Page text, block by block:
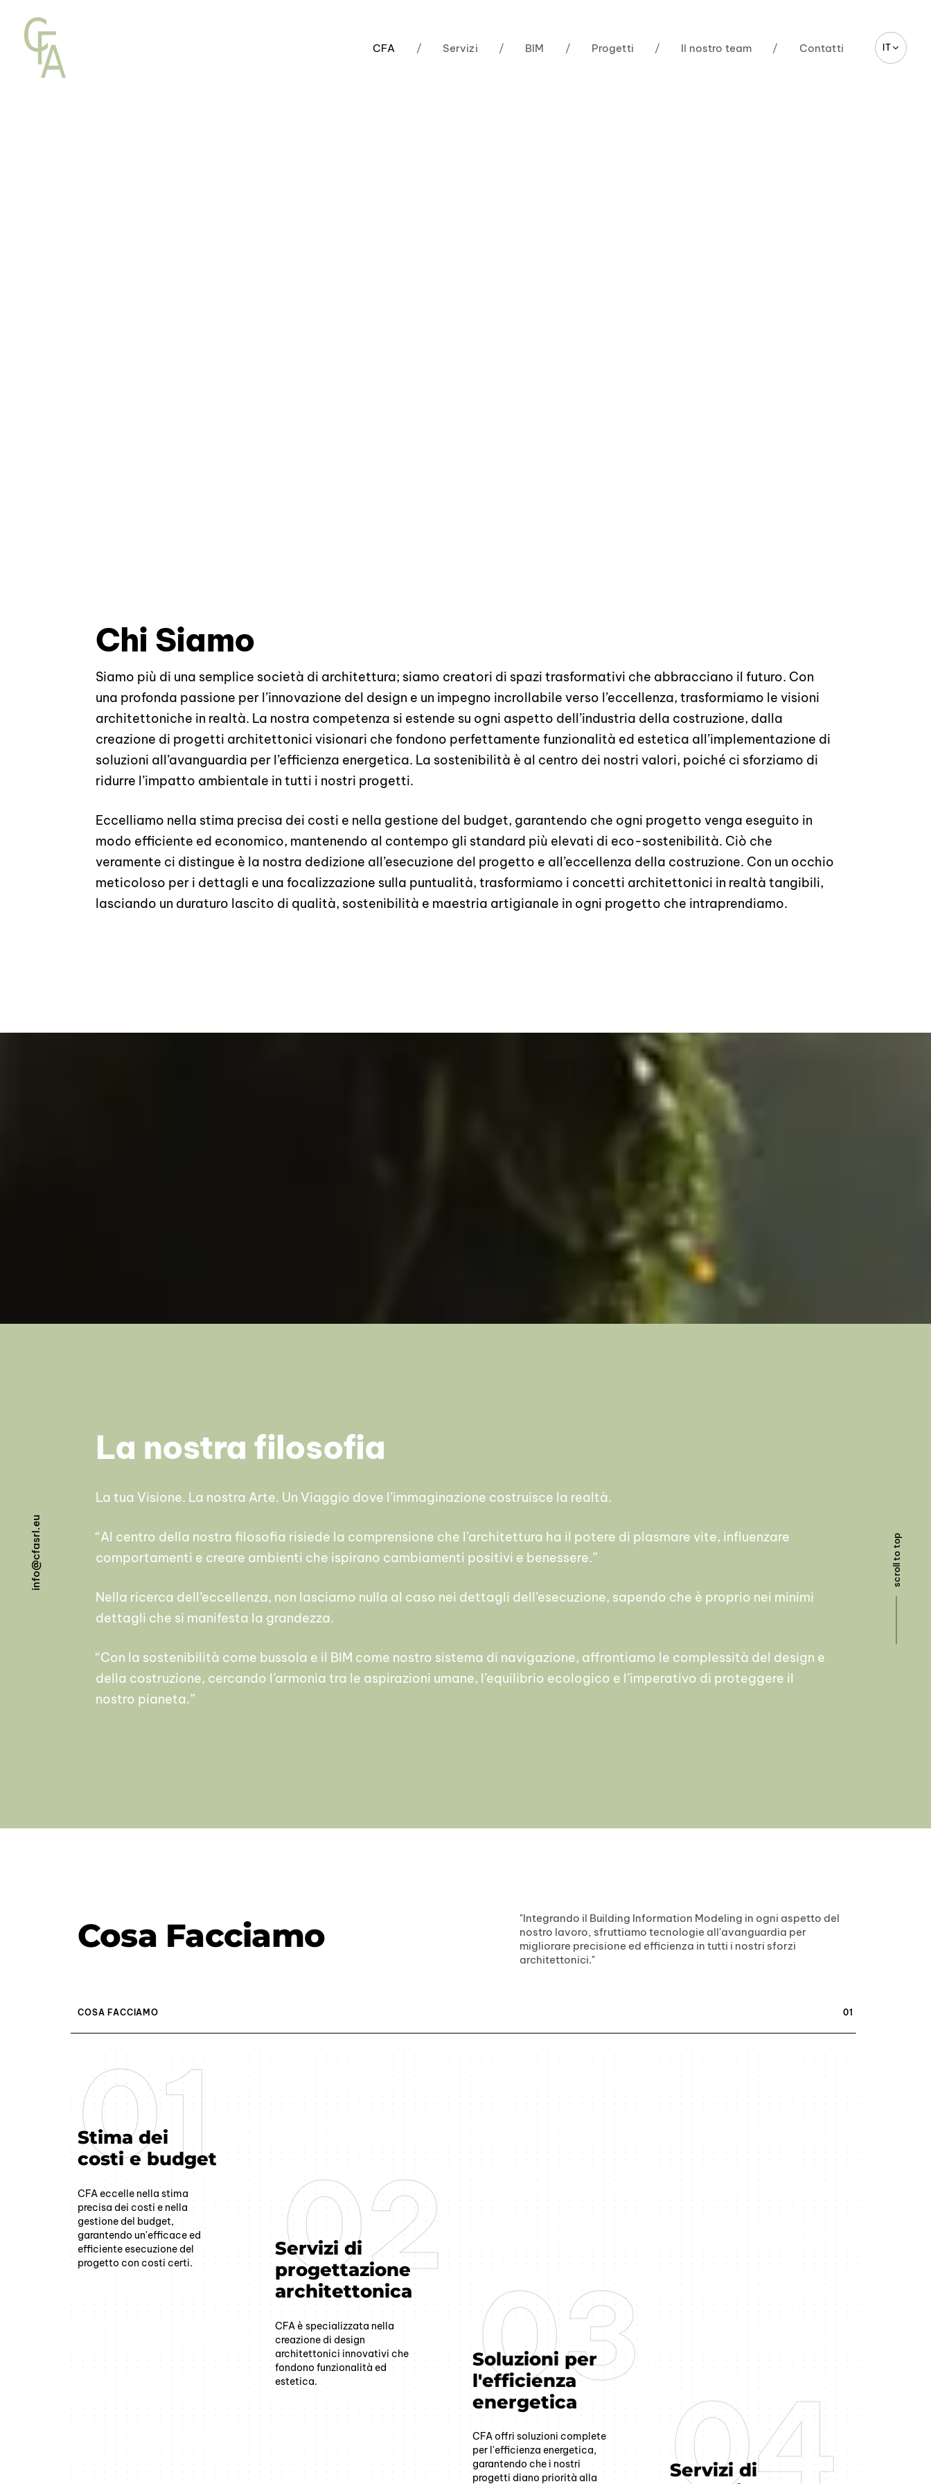
CFA / Servizi / BIM / Progetti / Il nostro team / Contatti IT
scroll to top
i
n
f
o
@
c
f
a
s
r
l
.
e
u
Chi Siamo
Siamo più di una semplice società di architettura; siamo creatori di spazi trasformativi che abbracciano il futuro. Con
una profonda passione per l’innovazione del design e un impegno incrollabile verso l’eccellenza, trasformiamo le visioni
architettoniche in realtà. La nostra competenza si estende su ogni aspetto dell’industria della costruzione, dalla
creazione di progetti architettonici visionari che fondono perfettamente funzionalità ed estetica all’implementazione di
soluzioni all’avanguardia per l’efficienza energetica. La sostenibilità è al centro dei nostri valori, poiché ci sforziamo di
ridurre l’impatto ambientale in tutti i nostri progetti.
Eccelliamo nella stima precisa dei costi e nella gestione del budget, garantendo che ogni progetto venga eseguito in
modo efficiente ed economico, mantenendo al contempo gli standard più elevati di eco-sostenibilità. Ciò che
veramente ci distingue è la nostra dedizione all’esecuzione del progetto e all’eccellenza della costruzione. Con un occhio
meticoloso per i dettagli e una focalizzazione sulla puntualità, trasformiamo i concetti architettonici in realtà tangibili,
lasciando un duraturo lascito di qualità, sostenibilità e maestria artigianale in ogni progetto che intraprendiamo.
La nostra filosofia
La tua Visione. La nostra Arte. Un Viaggio dove l’immaginazione costruisce la realtà.
“Al centro della nostra filosofia risiede la comprensione che l’architettura ha il potere di plasmare vite, influenzare
comportamenti e creare ambienti che ispirano cambiamenti positivi e benessere.”
Nella ricerca dell’eccellenza, non lasciamo nulla al caso nei dettagli dell’esecuzione, sapendo che è proprio nei minimi
dettagli che si manifesta la grandezza.
“Con la sostenibilità come bussola e il BIM come nostro sistema di navigazione, affrontiamo le complessità del design e
della costruzione, cercando l’armonia tra le aspirazioni umane, l’equilibrio ecologico e l’imperativo di proteggere il
nostro pianeta.”
Cosa Facciamo
"Integrando il Building Information Modeling in ogni aspetto del
nostro lavoro, sfruttiamo tecnologie all'avanguardia per
migliorare precisione ed efficienza in tutti i nostri sforzi
architettonici."
COSA FACCIAMO 01
01
01
Stima dei
costi e budget
CFA eccelle nella stima
precisa dei costi e nella
gestione del budget,
garantendo un'efficace ed
efficiente esecuzione del
progetto con costi certi.
02
02
Servizi di
progettazione
architettonica
CFA è specializzata nella
creazione di design
architettonici innovativi che
fondono funzionalità ed
estetica.
03
03
Soluzioni per
l'efficienza
energetica
CFA offri soluzioni complete
per l'efficienza energetica,
garantendo che i nostri
progetti diano priorità alla
04
04
Servizi di